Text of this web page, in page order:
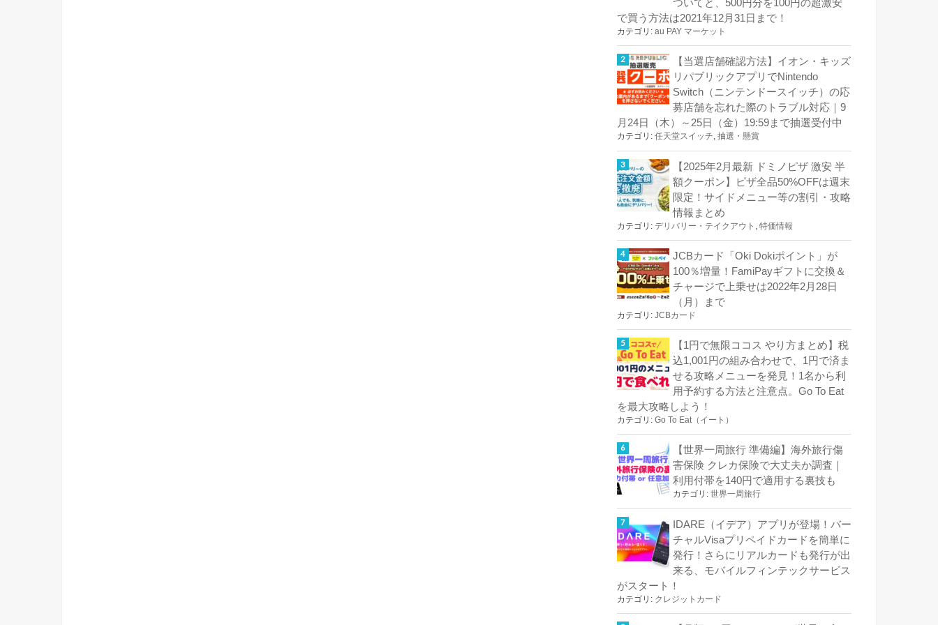
ついてと、500円分を100円の超激安
で買う方法は2021年12月31日まで！
カテゴリ: au PAY マーケット
【当選店舗確認方法】イオン・キッズ
リパブリックアプリでNintendo
Switch（ニンテンドースイッチ）の応
募店舗を忘れた際のトラブル対応｜9
月24日（木）～25日（金）19:59まで抽選受付中
カテゴリ: 任天堂スイッチ, 抽選・懸賞
【2025年2月最新 ドミノピザ 激安 半
額クーポン】ピザ全品50%OFFは週末
限定！サイドメニュー等の割引・攻略
情報まとめ
カテゴリ: デリバリー・テイクアウト 特価情報
JCBカード「Oki Dokiポイント」が
100％増量！FamiPayギフトに交換＆
チャージで上乗せは2022年2月28日
（月）まで
カテゴリ: JCBカード
【1円で無限ココス やり方まとめ】税
込1,001円の組み合わせで、1円で済ま
せる攻略メニューを発見！1名から利
用予約する方法と注意点。Go To Eat
を最大攻略しよう！
カテゴリ: Go To Eat（イート）
【世界一周旅行 準備編】海外旅行傷
害保険 クレカ保険で大丈夫か調査｜
利用付帯を140円で適用する裏技も
カテゴリ: 世界一周旅行
IDARE（イデア）アプリが登場！バー
チャルVisaプリペイドカードを簡単に
発行！さらにリアルカードも発行が出
来る、モバイルフィンテックサービス
がスタート！
カテゴリ: クレジットカード